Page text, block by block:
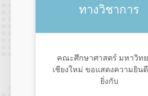
ทางวิชาการ
คณะศึกษาศาสตร์ มหาวิท
เชียงใหม่ ขอแสดงความยิน
ยิ่งกับ